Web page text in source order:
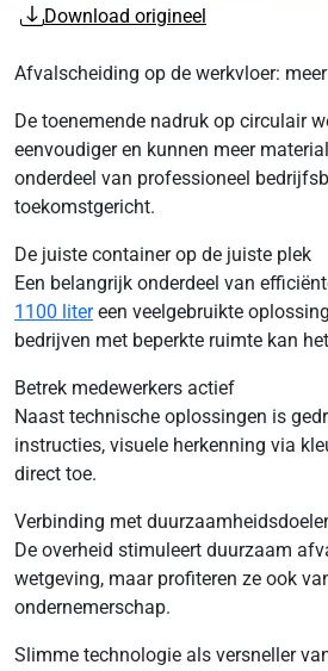
Download origineel
Afvalscheiding op de werkvloer:
De toenemende nadruk op circulair
eenvoudiger en kunnen meer
onderdeel van professioneel
toekomstgericht.
De juiste container op de juiste plek
Een belangrijk onderdeel van
1100 litereen veelgebruikte
bedrijven met beperkte ruimte kan
Betrek medewerkers actief
Naast technische oplossingen is
instructies, visuele herkenning via
direct toe.
Verbinding met
De overheid stimuleert duurzaam
wetgeving, maar profiteren ze ook
ondernemerschap.
Slimme technologie als versneller